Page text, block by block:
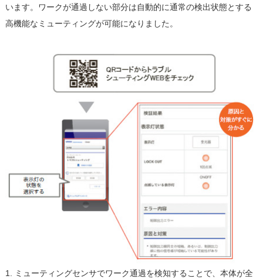
います。ワークが通過しない部分は自動的に通常の検出状態とする
高機能なミューティングが可能になりました。
1. ミューティングセンサでワーク通過を検知することで、本体が全